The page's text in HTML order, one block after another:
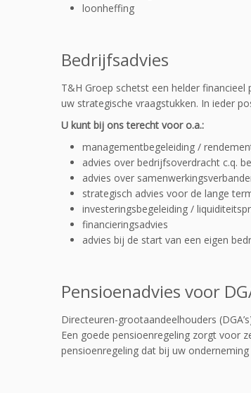
loonheffing
Bedrijfsadvies
T&H Groep schetst een helder
uw strategische vraagstukken. In ieder
U kunt bij ons terecht voor o.a.:
managementbegeleiding /
advies over bedrijfsoverdracht c.q.
advies over
strategisch advies voor de lange
investeringsbegeleiding /
financieringsadvies
advies bij de start van een eigen
Pensioenadvies voor
Directeuren-grootaandeelhouders
Een goede pensioenregeling zorgt voor
pensioenregeling dat bij uw onderneming